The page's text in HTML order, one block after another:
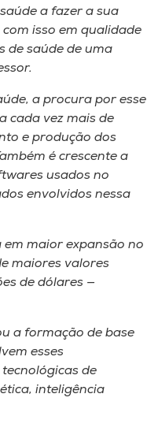
a fazer a sua
isso em qualidade
de saúde de uma
a procura por esse
cada vez mais de
e produção dos
é crescente a
usados no
envolvidos nessa
em maior expansão no
maiores valores
de dólares —
a formação de base
esses
de
inteligência